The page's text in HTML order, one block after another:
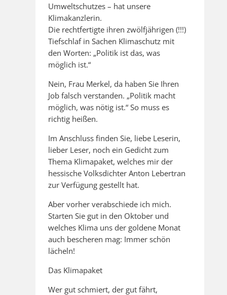
Umweltschutzes – hat unsere
Klimakanzlerin.
Die rechtfertigte ihren zwölfjährigen (!!!)
Tiefschlaf in Sachen Klimaschutz mit
den Worten: „Politik ist das, was
möglich ist.“
Nein, Frau Merkel, da haben Sie Ihren
Job falsch verstanden. „Politik macht
möglich, was nötig ist.“ So muss es
richtig heißen.
Im Anschluss finden Sie, liebe Leserin,
lieber Leser, noch ein Gedicht zum
Thema Klimapaket, welches mir der
hessische Volksdichter Anton Lebertran
zur Verfügung gestellt hat.
Aber vorher verabschiede ich mich.
Starten Sie gut in den Oktober und
welches Klima uns der goldene Monat
auch bescheren mag: Immer schön
lächeln!
Das Klimapaket
Wer gut schmiert, der gut fährt,